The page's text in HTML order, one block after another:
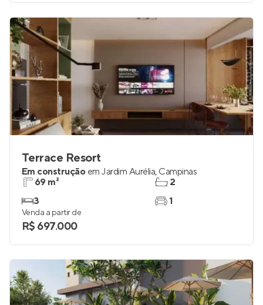
Terrace Resort
Em construção em Jardim Aurélia, Campinas
69 m²
3
2
1
Venda a partir de
R$ 697.000